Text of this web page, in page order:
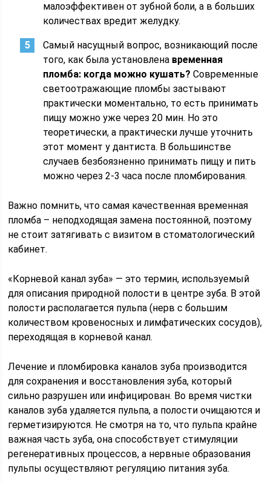
малоэффективен от зубной боли, а в больших
количествах вредит желудку.
Самый насущный вопрос, возникающий после
того, как была установлена временная
пломба: когда можно кушать? Современные
светоотражающие пломбы застывают
практически моментально, то есть принимать
пищу можно уже через 20 мин. Но это
теоретически, а практически лучше уточнить
этот момент у дантиста. В большинстве
случаев безбоязненно принимать пищу и пить
можно через 2-3 часа после пломбирования.
Важно помнить, что самая качественная временная
пломба – неподходящая замена постоянной, поэтому
не стоит затягивать с визитом в стоматологический
кабинет.
«Корневой канал зуба» — это термин, используемый
для описания природной полости в центре зуба. В этой
полости располагается пульпа (нерв с большим
количеством кровеносных и лимфатических сосудов),
переходящая в корневой канал.
Лечение и пломбировка каналов зуба производится
для сохранения и восстановления зуба, который
сильно разрушен или инфицирован. Во время чистки
каналов зуба удаляется пульпа, а полости очищаются и
герметизируются. Не смотря на то, что пульпа крайне
важная часть зуба, она способствует стимуляции
регенеративных процессов, а нервные образования
пульпы осуществляют регуляцию питания зуба.